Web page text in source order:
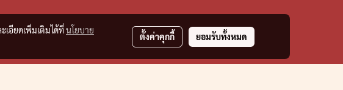
เอียดเพิ่มเติมได้ที่นโยบาย
ตั้งค่าคุกกี้ ยอมรับทั้งหมด